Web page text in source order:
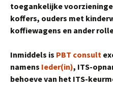
toegankelijke
koffers, ouders met
koffiewagens en ander
Inmiddels is PBT consult
namens Ieder(in), ITS-
behoeve van het ITS-